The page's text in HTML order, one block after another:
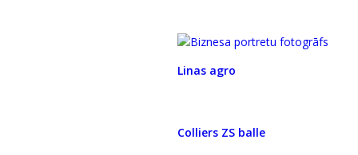
Linas agro
Colliers ZS balle